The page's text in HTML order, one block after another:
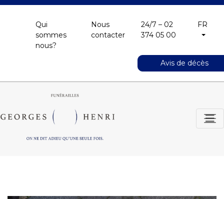
Qui
sommes
nous?
Nous
contacter
24/7 – 02
374 05 00
FR
Avis de décès